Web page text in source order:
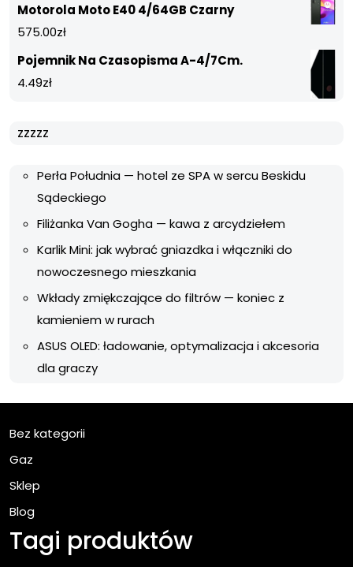
Motorola Moto E40 4/64GB Czarny
575.00zł
Pojemnik Na Czasopisma A-4/7Cm.
4.49zł
zzzzz
Perła Południa — hotel ze SPA w sercu Beskidu
Sądeckiego
Filiżanka Van Gogha — kawa z arcydziełem
Karlik Mini: jak wybrać gniazdka i włączniki do
nowoczesnego mieszkania
Wkłady zmiękczające do filtrów — koniec z
kamieniem w rurach
ASUS OLED: ładowanie, optymalizacja i akcesoria
dla graczy
Bez kategorii
Gaz
Sklep
Blog
Tagi produktów